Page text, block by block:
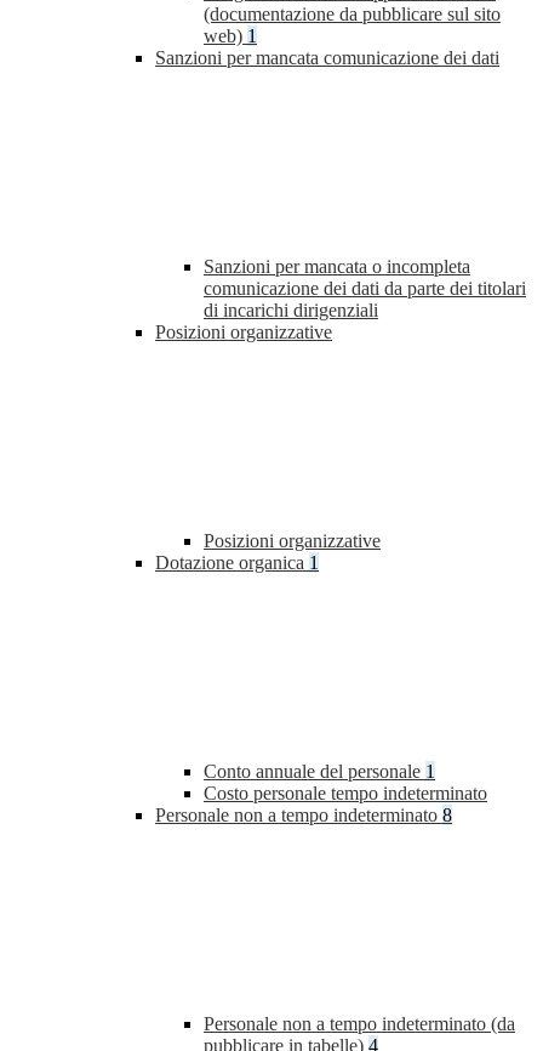
(documentazione da pubblicare sul sito
web) 1
Sanzioni per mancata comunicazione dei dati
Sanzioni per mancata o incompleta
comunicazione dei dati da parte dei titolari
di incarichi dirigenziali
Posizioni organizzative
Posizioni organizzative
Dotazione organica 1
Conto annuale del personale 1
Costo personale tempo indeterminato
Personale non a tempo indeterminato 8
Personale non a tempo indeterminato (da
pubblicare in tabelle) 4